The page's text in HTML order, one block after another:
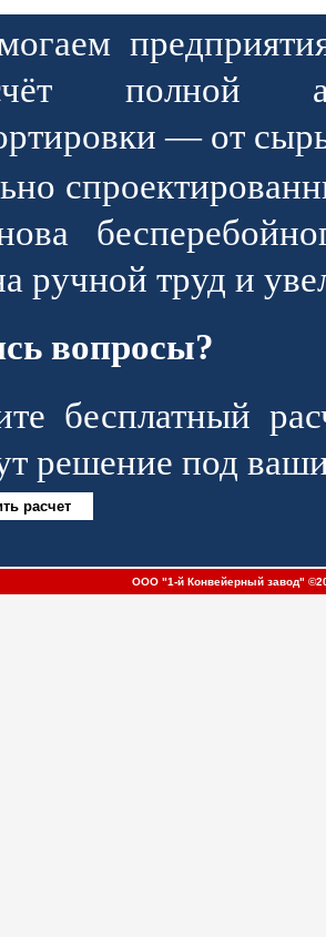
полной
— от
ручной труд и
вопросы?
бесплатный
решение под
ООО "1-й Конвейерный завод"